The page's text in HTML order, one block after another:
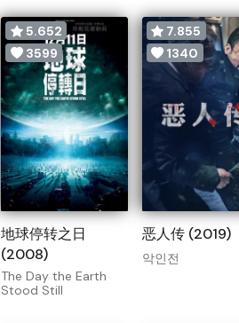
5.652
3599
地球停转之日
(2008)
The Day the Earth
Stood Still
7.855
1340
恶人传 (2019)
악인전